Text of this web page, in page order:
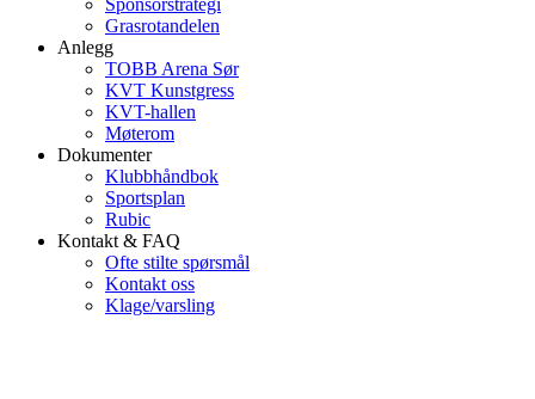
Sponsorstrategi
Grasrotandelen
Anlegg
TOBB Arena Sør
KVT Kunstgress
KVT-hallen
Møterom
Dokumenter
Klubbhåndbok
Sportsplan
Rubic
Kontakt & FAQ
Ofte stilte spørsmål
Kontakt oss
Klage/varsling